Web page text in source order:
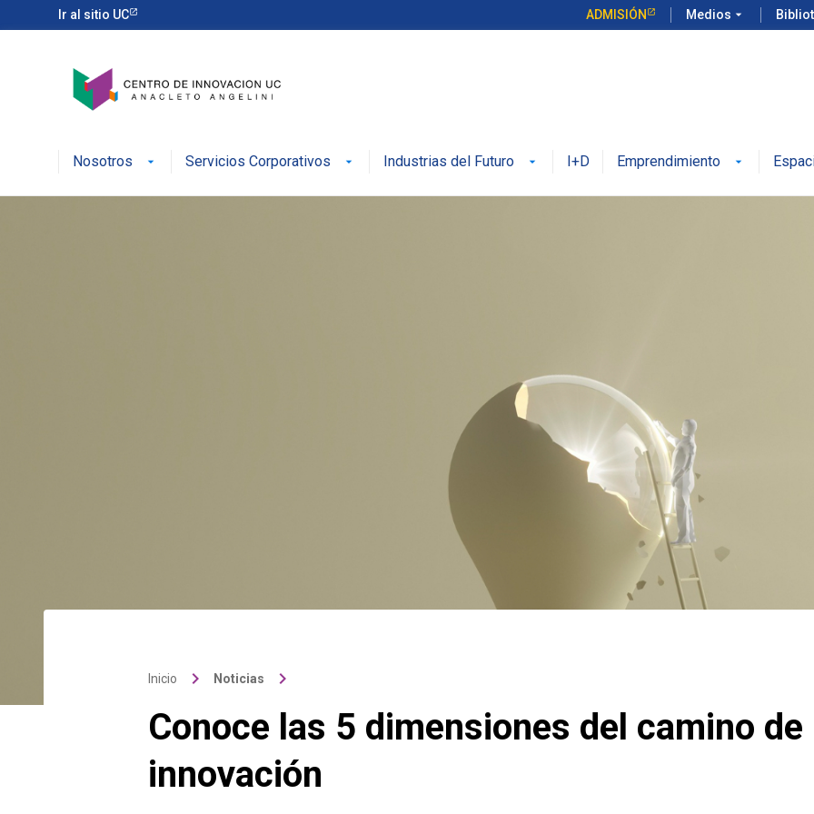
Ir al sitio UC ADMISIÓN Medios arrow_drop_down
Nosotros Servicios Corporativos Industrias del Futuro I+D Emprendimiento
Inicio keyboard_arrow_right Noticias keyboard_arrow_right
Conoce las 5 dimensiones del camino de
innovación